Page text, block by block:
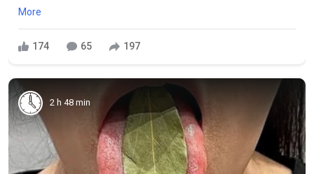
More
174 65 197
2 h 48 min